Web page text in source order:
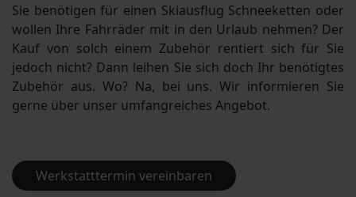
Sie benötigen für einen Skiausflug Schneeketten oder
wollen Ihre Fahrräder mit in den Urlaub nehmen? Der
Kauf von solch einem Zubehör rentiert sich für Sie
jedoch nicht? Dann leihen Sie sich doch Ihr benötigtes
Zubehör aus. Wo? Na, bei uns. Wir informieren Sie
gerne über unser umfangreiches Angebot.
Werkstatttermin vereinbaren